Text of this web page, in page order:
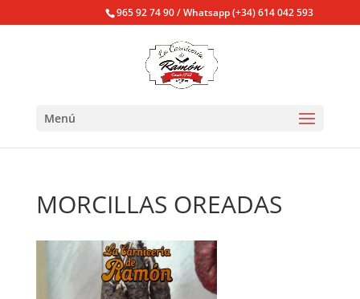
965 92 74 90 / Whatsapp (+34) 614 042 593
Menú
MORCILLAS OREADAS